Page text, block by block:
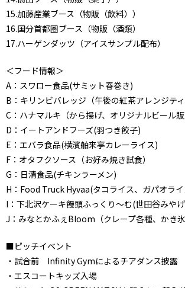
15.加藤産業ブース（物販（飲料））
16.国分首都圏ブース（物販（酒類）
17.ハーゲンダッツ（アイスサンプル配布）
＜フード情報＞
A：スワロー食品(サミット春巻き)
B：キリンビバレッジ（午後の紅茶アレンジティ
C：ハナマルキ（から揚げ、オリジナルビール販
D：イートアンドフーズ(羽つき餃子)
E：エバラ食品(横濱舶来亭カレーライス)
F：オタフクソース（お好み焼き試食）
G：日清食品(チキンラーメン)
H：Food Truck Hyvaa(タコライス、ガパオラ
I：下北沢ケーキ饅頭ふっくり～む(世田谷みや
J：みなとかふぇBloom（クレープ各種、かき氷
■ピッチイベント
・試合前 Infinity Gymによるチアダンス披露
・エスコートキッズ入場